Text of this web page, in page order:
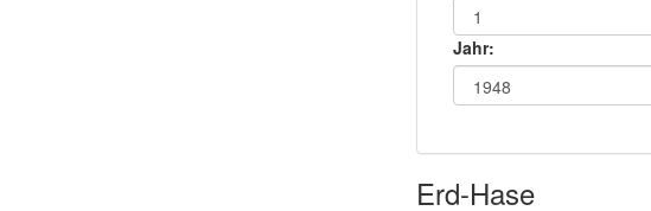
Jahr:
Erd-Hase